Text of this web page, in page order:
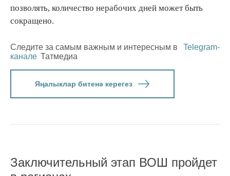
позволять, количество нерабочих дней может быть
сокращено.
Следите за самым важным и интересным в
Telegram-
канале Татмедиа
Яңалыклар битенә керегез
Заключительный этап ВОШ пройдет